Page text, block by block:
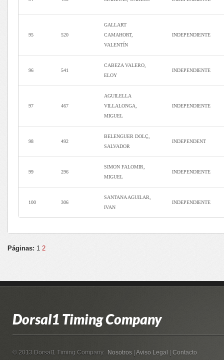
95 520
GALLART
CAMAHORT,
VALENTÍN
INDEPENDIENTE
96 541
CABEZA VALERO,
ELOY
INDEPENDIENTE
97 467
AGUILELLA
VILLALONGA,
MIGUEL
INDEPENDIENTE
98 492
BELENGUER DOLÇ,
SALVADOR
INDEPENDENT
99 296
SIMON FALOMIR,
MIGUEL
INDEPENDIENTE
100 306
SANTANA AGUILAR,
IVAN
INDEPENDIENTE
Páginas: 1 2
Dorsal1 Timing Company
© 2013 Dorsal1 Timing Company. Nosotros Aviso Legal Contacto